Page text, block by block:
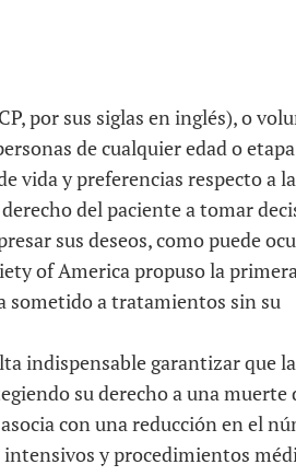
por sus siglas en inglés), o
de cualquier edad o
vida y preferencias respecto a
del paciente a tomar
sus deseos, como puede
of America propuso la
sometido a tratamientos sin su
indispensable garantizar que
su derecho a una muerte
con una reducción en el
y procedimientos